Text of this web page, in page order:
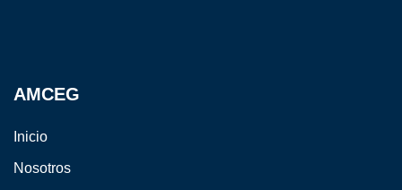
AMCEG
Inicio
Nosotros